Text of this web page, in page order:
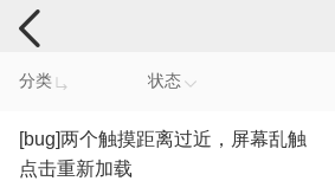
手机反馈
分类 状态
[bug]两个触摸距离过近，屏幕乱触
点击重新加载